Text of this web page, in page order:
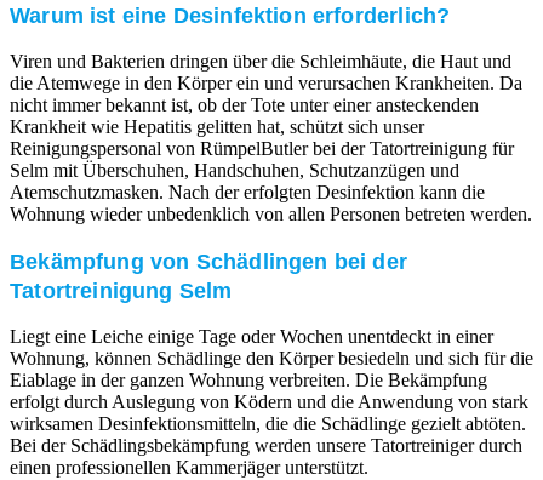
Warum ist eine Desinfektion erforderlich?
Viren und Bakterien dringen über die Schleimhäute, die Haut und
die Atemwege in den Körper ein und verursachen Krankheiten. Da
nicht immer bekannt ist, ob der Tote unter einer ansteckenden
Krankheit wie Hepatitis gelitten hat, schützt sich unser
Reinigungspersonal von RümpelButler bei der Tatortreinigung für
Selm mit Überschuhen, Handschuhen, Schutzanzügen und
Atemschutzmasken. Nach der erfolgten Desinfektion kann die
Wohnung wieder unbedenklich von allen Personen betreten werden.
Bekämpfung von Schädlingen bei der
Tatortreinigung Selm
Liegt eine Leiche einige Tage oder Wochen unentdeckt in einer
Wohnung, können Schädlinge den Körper besiedeln und sich für die
Eiablage in der ganzen Wohnung verbreiten. Die Bekämpfung
erfolgt durch Auslegung von Ködern und die Anwendung von stark
wirksamen Desinfektionsmitteln, die die Schädlinge gezielt abtöten.
Bei der Schädlingsbekämpfung werden unsere Tatortreiniger durch
einen professionellen Kammerjäger unterstützt.